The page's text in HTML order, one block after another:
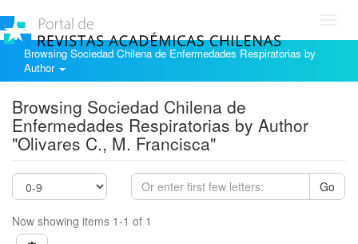
Browsing Sociedad Chilena de Enfermedades Respiratorias by
Author
Browsing Sociedad Chilena de
Enfermedades Respiratorias by Author
"Olivares C., M. Francisca"
Go
Now showing items 1-1 of 1